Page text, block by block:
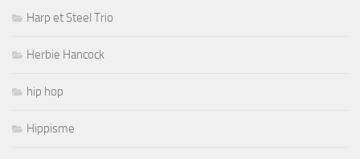
Harp et Steel Trio
Herbie Hancock
hip hop
Hippisme